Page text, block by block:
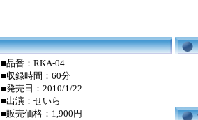
■品番：RKA-04
■収録時間：60分
■発売日：2010/1/22
■出演：せいら
■販売価格：1,900円